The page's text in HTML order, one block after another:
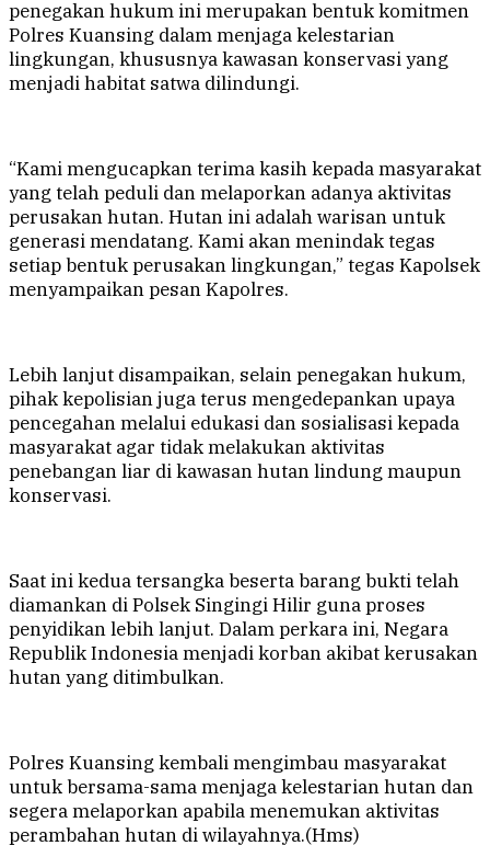
penegakan hukum ini merupakan bentuk komitmen
Polres Kuansing dalam menjaga kelestarian
lingkungan, khususnya kawasan konservasi yang
menjadi habitat satwa dilindungi.
“Kami mengucapkan terima kasih kepada masyarakat
yang telah peduli dan melaporkan adanya aktivitas
perusakan hutan. Hutan ini adalah warisan untuk
generasi mendatang. Kami akan menindak tegas
setiap bentuk perusakan lingkungan,” tegas Kapolsek
menyampaikan pesan Kapolres.
Lebih lanjut disampaikan, selain penegakan hukum,
pihak kepolisian juga terus mengedepankan upaya
pencegahan melalui edukasi dan sosialisasi kepada
masyarakat agar tidak melakukan aktivitas
penebangan liar di kawasan hutan lindung maupun
konservasi.
Saat ini kedua tersangka beserta barang bukti telah
diamankan di Polsek Singingi Hilir guna proses
penyidikan lebih lanjut. Dalam perkara ini, Negara
Republik Indonesia menjadi korban akibat kerusakan
hutan yang ditimbulkan.
Polres Kuansing kembali mengimbau masyarakat
untuk bersama-sama menjaga kelestarian hutan dan
segera melaporkan apabila menemukan aktivitas
perambahan hutan di wilayahnya.(Hms)